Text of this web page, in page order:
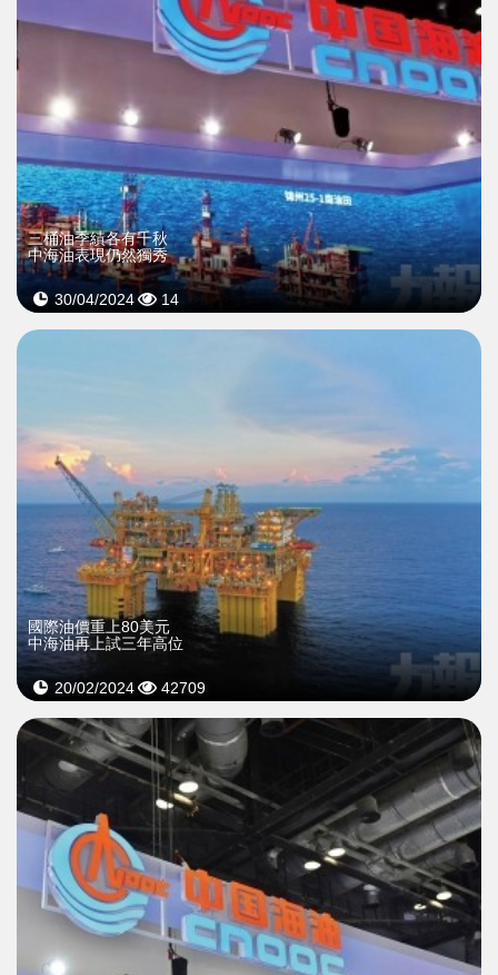
三桶油季績各有千秋
中海油表現仍然獨秀
30/04/2024 14
國際油價重上80美元
中海油再上試三年高位
20/02/2024 42709